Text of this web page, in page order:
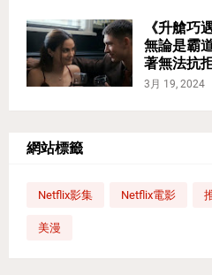
《升艙巧
無論是霸
著無法抗
3月 19, 2024
網站標籤
Netflix影集 Netflix電影
美漫